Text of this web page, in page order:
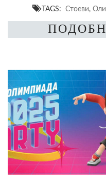
TAGS: Стоеви,